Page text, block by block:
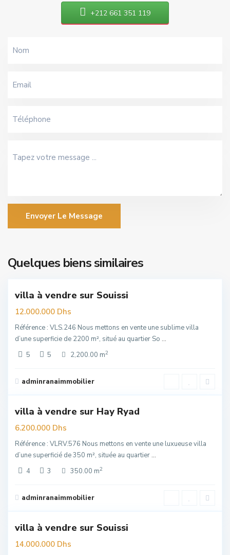
+212 661 351 119
Envoyer Le Message
Quelques biens similaires
Souissi
Rabat
villa à vendre sur Souissi
12.000.000 Dhs
Référence : VLS.246 Nous mettons en vente une sublime villa
d’une superficie de 2200 m², situé au quartier So ...
5
5 2,200.00 m2
adminranaimmobilier
Rabat
villa à vendre sur Hay Ryad
6.200.000 Dhs
Référence : VLRV.576 Nous mettons en vente une luxueuse villa
d’une superficié de 350 m², située au quartier...
4
3 350.00 m2
adminranaimmobilier
Rabat
villa à vendre sur Souissi
14.000.000 Dhs